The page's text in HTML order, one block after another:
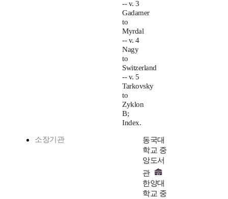
-- v. 3
Gadamer
to
Myrdal
-- v. 4
Nagy
to
Switzerland
-- v. 5
Tarkovsky
to
Zyklon
B;
Index.
소장기관
동국대
학교 중
앙도서
관
한양대
학교 중